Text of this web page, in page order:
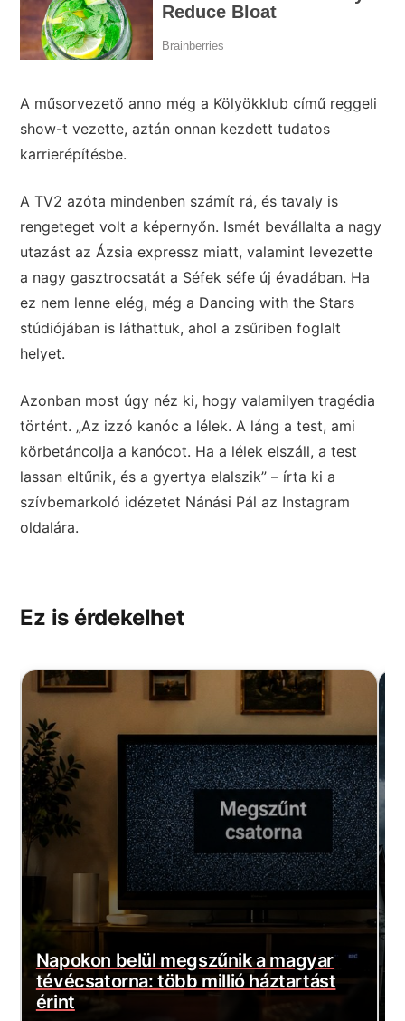
A műsorvezető anno még a Kölyökklub című reggeli
show-t vezette, aztán onnan kezdett tudatos
karrierépítésbe.
A TV2 azóta mindenben számít rá, és tavaly is
rengeteget volt a képernyőn. Ismét bevállalta a nagy
utazást az Ázsia expressz miatt, valamint levezette
a nagy gasztrocsatát a Séfek séfe új évadában. Ha
ez nem lenne elég, még a Dancing with the Stars
stúdiójában is láthattuk, ahol a zsűriben foglalt
helyet.
Azonban most úgy néz ki, hogy valamilyen tragédia
történt. „Az izzó kanóc a lélek. A láng a test, ami
körbetáncolja a kanócot. Ha a lélek elszáll, a test
lassan eltűnik, és a gyertya elalszik” – írta ki a
szívbemarkoló idézetet Nánási Pál az Instagram
oldalára.
Ez is érdekelhet
belül megszűnik a magyar
több millió háztartást